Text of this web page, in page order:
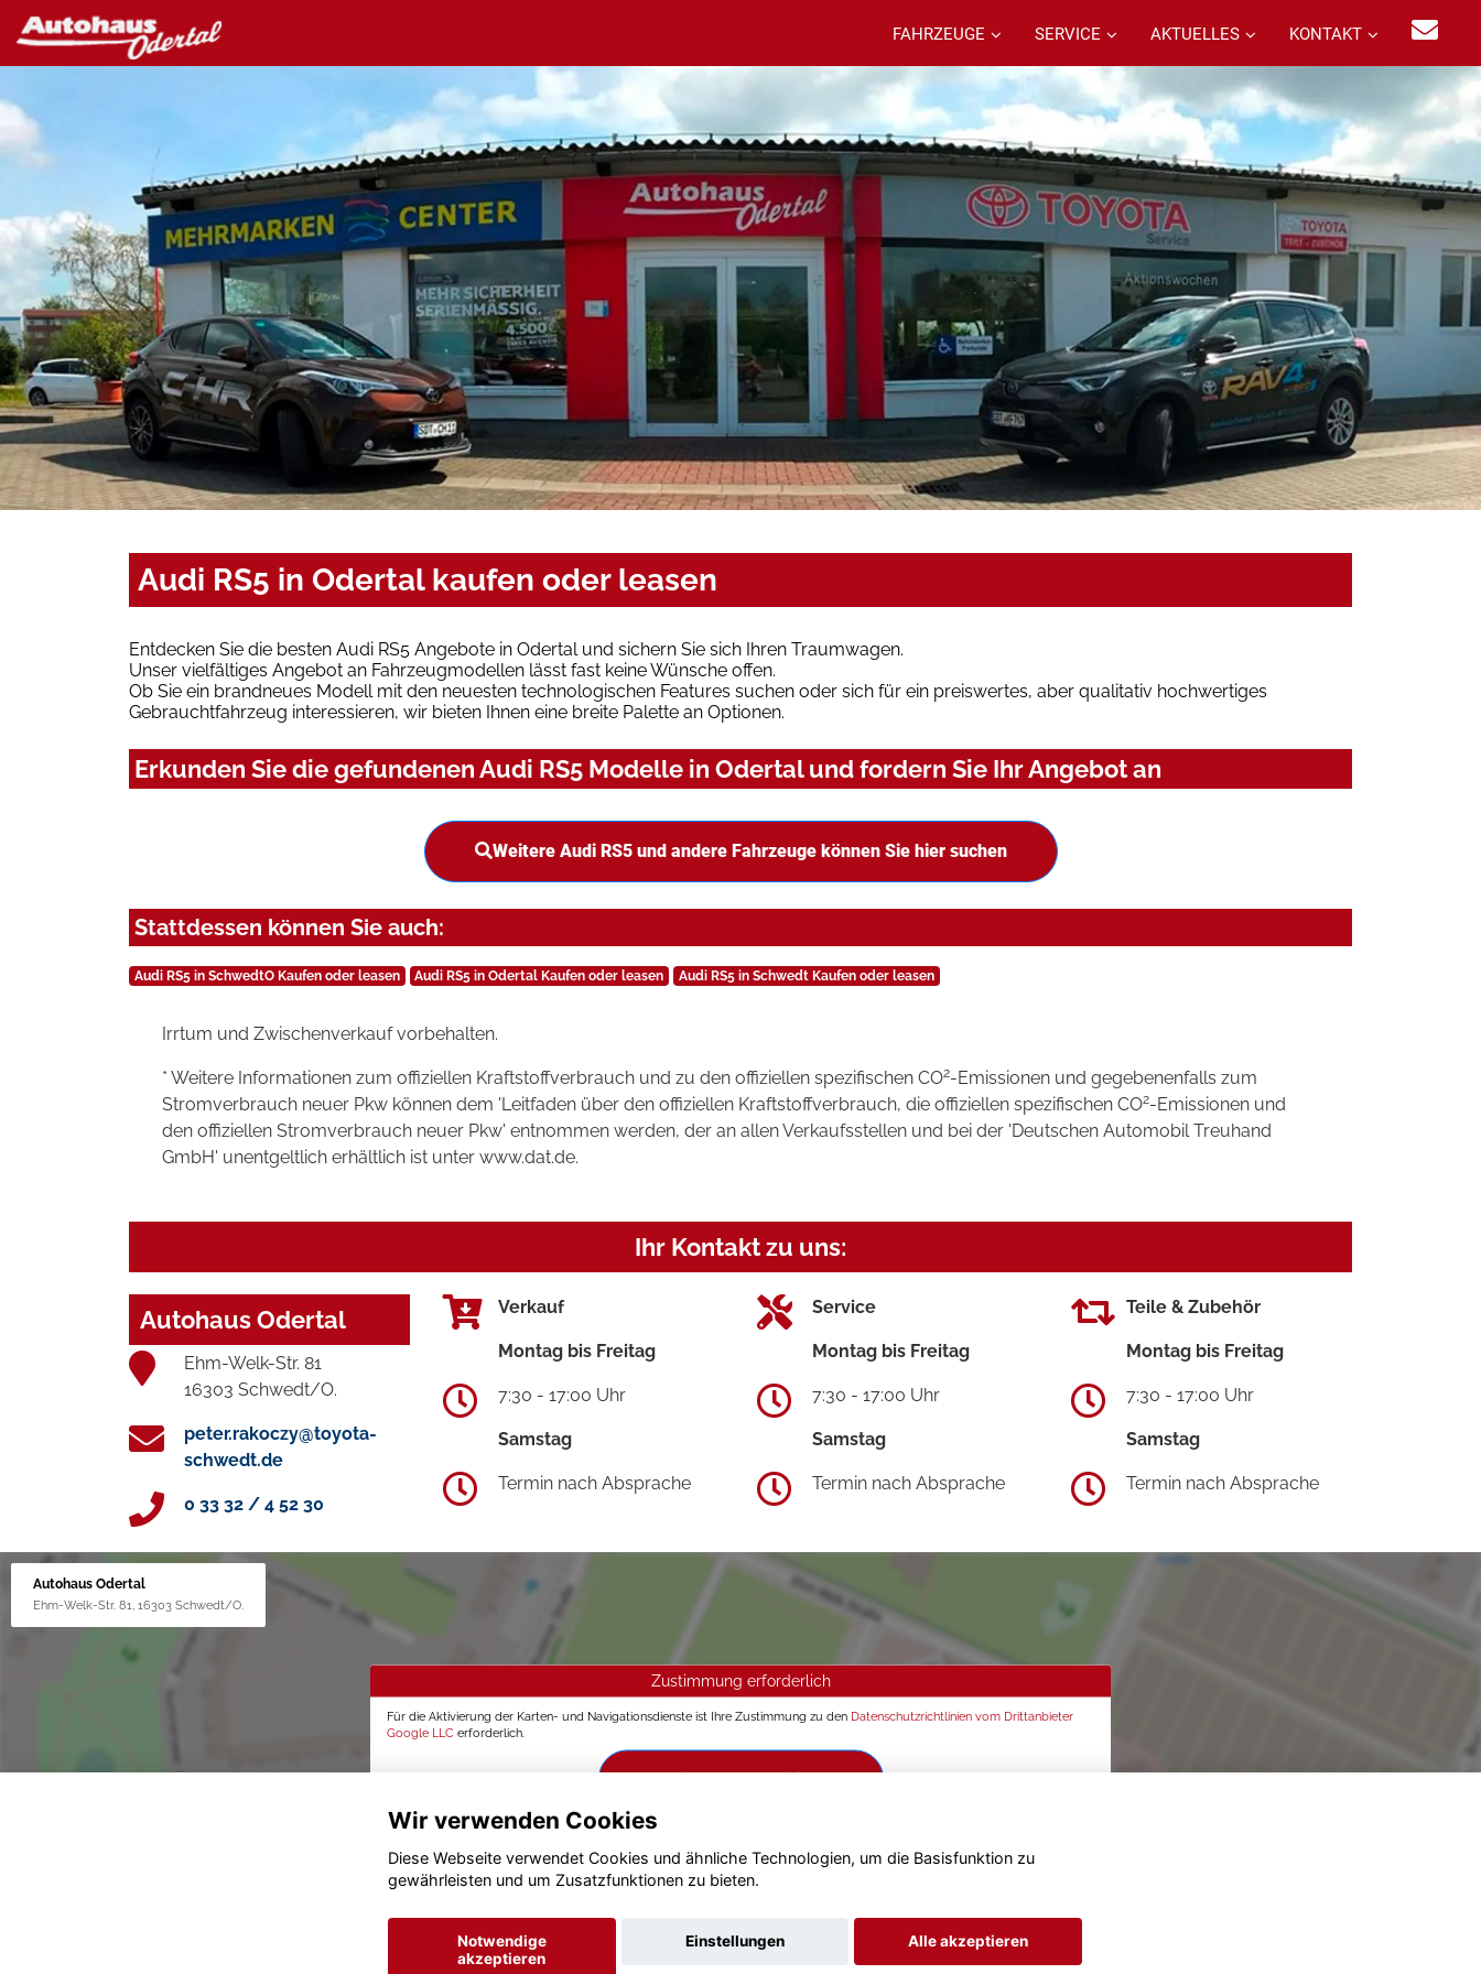
FAHRZEUGE SERVICE AKTUELLES KONTAKT
Audi RS5 in Odertal kaufen oder leasen
Entdecken Sie die besten Audi RS5 Angebote in Odertal und sichern Sie sich Ihren Traumwagen.
Unser vielfältiges Angebot an Fahrzeugmodellen lässt fast keine Wünsche offen.
Ob Sie ein brandneues Modell mit den neuesten technologischen Features suchen oder sich für ein preiswertes, aber qualitativ hochwertiges
Gebrauchtfahrzeug interessieren, wir bieten Ihnen eine breite Palette an Optionen.
Erkunden Sie die gefundenen Audi RS5 Modelle in Odertal und fordern Sie Ihr Angebot an
Weitere Audi RS5 und andere Fahrzeuge können Sie hier suchen
Stattdessen können Sie auch:
Audi RS5 in SchwedtO Kaufen oder leasen Audi RS5 in Odertal Kaufen oder leasen Audi RS5 in Schwedt Kaufen oder leasen
Irrtum und Zwischenverkauf vorbehalten.
* Weitere Informationen zum offiziellen Kraftstoffverbrauch und zu den offiziellen spezifischen CO2-Emissionen und gegebenenfalls zum
Stromverbrauch neuer Pkw können dem 'Leitfaden über den offiziellen Kraftstoffverbrauch, die offiziellen spezifischen CO2-Emissionen und
den offiziellen Stromverbrauch neuer Pkw' entnommen werden, der an allen Verkaufsstellen und bei der 'Deutschen Automobil Treuhand
GmbH' unentgeltlich erhältlich ist unter www.dat.de.
Ihr Kontakt zu uns:
Autohaus Odertal
Ehm-Welk-Str. 81
16303 Schwedt/O.
peter.rakoczy@toyota-
schwedt.de
0 33 32 / 4 52 30
Verkauf
Montag bis Freitag
7:30 - 17:00 Uhr
Samstag
Termin nach Absprache
Service
Montag bis Freitag
7:30 - 17:00 Uhr
Samstag
Termin nach Absprache
Teile & Zubehör
Montag bis Freitag
7:30 - 17:00 Uhr
Samstag
Termin nach Absprache
Autohaus Odertal
Ehm-Welk-Str. 81, 16303 Schwedt/O.
Zustimmung erforderlich
Für die Aktivierung der Karten- und Navigationsdienste ist Ihre Zustimmung zu den Datenschutzrichtlinien vom Drittanbieter
Google LLC erforderlich.
Wir verwenden Cookies
Diese Webseite verwendet Cookies und ähnliche Technologien, um die Basisfunktion zu
gewährleisten und um Zusatzfunktionen zu bieten.
Notwendige
akzeptieren
Einstellungen Alle akzeptieren